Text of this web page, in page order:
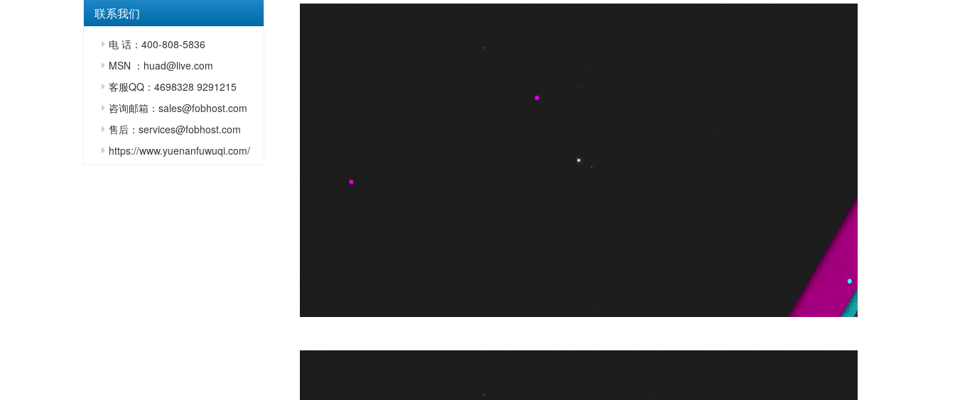
联系我们
电 话：400-808-5836
MSN ：huad@live.com
客服QQ：4698328 9291215
咨询邮箱：sales@fobhost.com
售后：services@fobhost.com
https://www.yuenanfuwuqi.com/